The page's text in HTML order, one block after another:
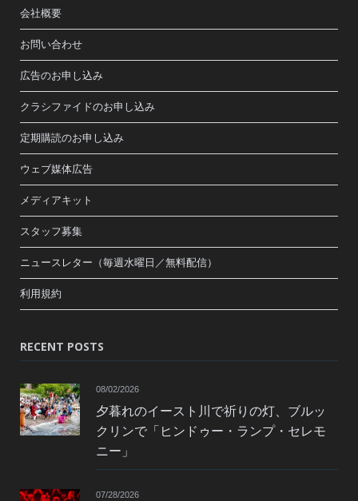
会社概要
お問い合わせ
広告のお申し込み
クラシファイドのお申し込み
定期購読のお申し込み
ウェブ媒体広告
メディアキット
スタッフ募集
ニュースレター（毎週水曜日／無料配信）
利用規約
RECENT POSTS
08/02/2026
夕暮れのイースト川で祈りの灯、ブルッ
クリンで「ヒンドゥー・ランプ・セレモ
ニー」
07/28/2026